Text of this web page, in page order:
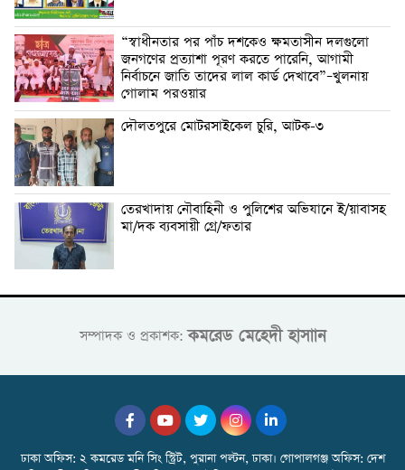
“স্বাধীনতার পর পাঁচ দশকেও ক্ষমতাসীন দলগুলো
জনগণের প্রত্যাশা পূরণ করতে পারেনি, আগামী
নির্বাচনে জাতি তাদের লাল কার্ড দেখাবে”–খুলনায়
গোলাম পরওয়ার
দৌলতপুরে মোটরসাইকেল চুরি, আটক-৩
তেরখাদায় নৌবাহিনী ও পুলিশের অভিযানে ই/য়াবাসহ
মা/দক ব্যবসায়ী গ্রে/ফতার
সম্পাদক ও প্রকাশক:কমরেড মেহেদী হাসাান
ঢাকা অফিস: ২ কমরেড মনি সিং স্ট্রিট, পুরানা পল্টন, ঢাকা। গোপালগঞ্জ অফিস: দেশ